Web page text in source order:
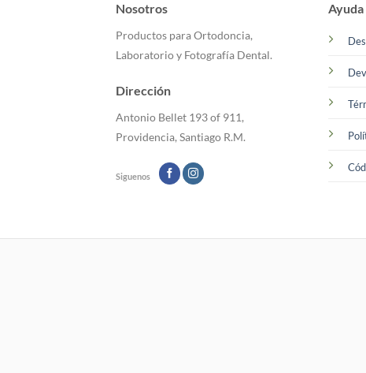
se
pueden
la
Nosotros
Productos para Ortodoncia,
Laboratorio y Fotografía Dental.
Dirección
Antonio Bellet 193 of 911,
Providencia, Santiago R.M.
Siguenos
Ayuda